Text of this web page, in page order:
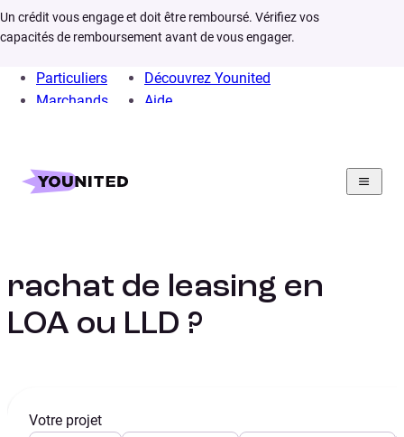
Un crédit vous engage et doit être remboursé. Vérifiez vos
capacités de remboursement avant de vous engager.
Particuliers
Marchands
Découvrez Younited
Aide
Home
Rachat de leasing en LOA ou LLD
rachat de leasing en
LOA ou LLD ?
Votre projet